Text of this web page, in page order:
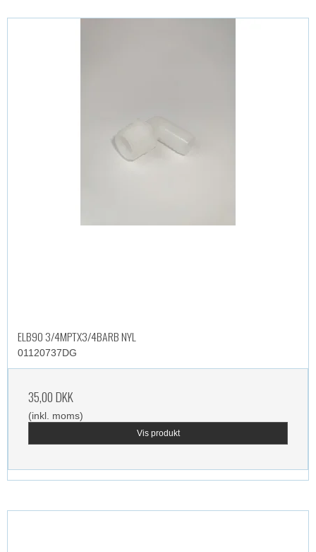
ELB90 3/4MPTX3/4BARB NYL
01120737DG
35,00 DKK
(inkl. moms)
Vis produkt